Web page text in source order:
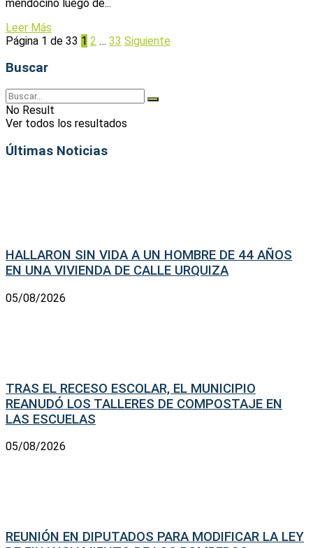
mendocino luego de...
Leer Más
Página 1 de 33 1 2 … 33 Siguiente
Buscar
No Result
Ver todos los resultados
Últimas Noticias
HALLARON SIN VIDA A UN HOMBRE DE 44 AÑOS
EN UNA VIVIENDA DE CALLE URQUIZA
05/08/2026
TRAS EL RECESO ESCOLAR, EL MUNICIPIO
REANUDÓ LOS TALLERES DE COMPOSTAJE EN
LAS ESCUELAS
05/08/2026
REUNIÓN EN DIPUTADOS PARA MODIFICAR LA LEY